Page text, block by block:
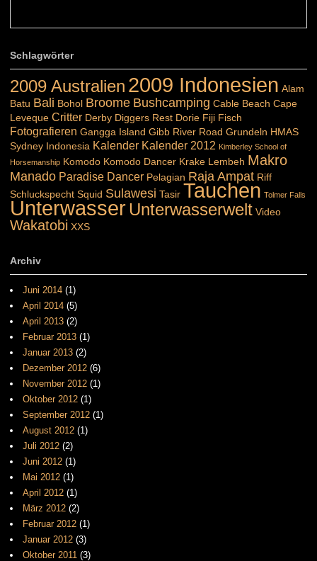
Schlagwörter
2009 Australien 2009 Indonesien Alam
Batu Bali Bohol Broome Bushcamping Cable Beach Cape
Leveque Critter Derby Diggers Rest Dorie Fiji Fisch
Fotografieren Gangga Island Gibb River Road Grundeln HMAS
Sydney Indonesia Kalender Kalender 2012 Kimberley School of
Horsemanship Komodo Komodo Dancer Krake Lembeh Makro
Manado Paradise Dancer Pelagian Raja Ampat Riff
Schluckspecht Squid Sulawesi Tasir Tauchen Tolmer Falls
UnterwasserUnterwasserwelt Video
Wakatobi XXS
Archiv
Juni 2014 (1)
April 2014 (5)
April 2013 (2)
Februar 2013 (1)
Januar 2013 (2)
Dezember 2012 (6)
November 2012 (1)
Oktober 2012 (1)
September 2012 (1)
August 2012 (1)
Juli 2012 (2)
Juni 2012 (1)
Mai 2012 (1)
April 2012 (1)
März 2012 (2)
Februar 2012 (1)
Januar 2012 (3)
Oktober 2011 (3)